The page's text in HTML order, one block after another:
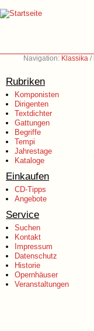
Navigation: Klassika /
Rubriken
Komponisten
Dirigenten
Textdichter
Gattungen
Begriffe
Tempi
Jahrestage
Kataloge
Einkaufen
CD-Tipps
Angebote
Service
Suchen
Kontakt
Impressum
Datenschutz
Historie
Opernhäuser
Veranstaltungen